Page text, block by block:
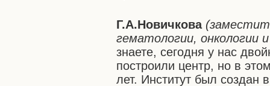
Г.А.Новичкова
гематологии, онкологии
знаете, сегодня у нас
построили центр, но в
лет. Институт был